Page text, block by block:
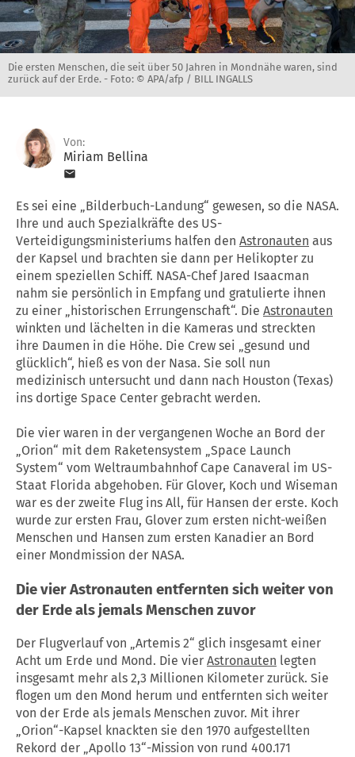
Die ersten Menschen, die seit über 50 Jahren in Mondnähe waren, sind
zurück auf der Erde. - Foto: © APA/afp / BILL INGALLS
Von:
Miriam Bellina
Es sei eine „Bilderbuch-Landung“ gewesen, so die NASA.
Ihre und auch Spezialkräfte des US-
Verteidigungsministeriums halfen den Astronauten aus
der Kapsel und brachten sie dann per Helikopter zu
einem speziellen Schiff. NASA-Chef Jared Isaacman
nahm sie persönlich in Empfang und gratulierte ihnen
zu einer „historischen Errungenschaft“. Die Astronauten
winkten und lächelten in die Kameras und streckten
ihre Daumen in die Höhe. Die Crew sei „gesund und
glücklich“, hieß es von der Nasa. Sie soll nun
medizinisch untersucht und dann nach Houston (Texas)
ins dortige Space Center gebracht werden.
Die vier waren in der vergangenen Woche an Bord der
„Orion“ mit dem Raketensystem „Space Launch
System“ vom Weltraumbahnhof Cape Canaveral im US-
Staat Florida abgehoben. Für Glover, Koch und Wiseman
war es der zweite Flug ins All, für Hansen der erste. Koch
wurde zur ersten Frau, Glover zum ersten nicht-weißen
Menschen und Hansen zum ersten Kanadier an Bord
einer Mondmission der NASA.
Die vierAstronauten entfernten sich weiter von
der Erde als jemals Menschen zuvor
Der Flugverlauf von „Artemis 2“ glich insgesamt einer
Acht um Erde und Mond. Die vier Astronauten legten
insgesamt mehr als 2,3 Millionen Kilometer zurück. Sie
flogen um den Mond herum und entfernten sich weiter
von der Erde als jemals Menschen zuvor. Mit ihrer
„Orion“-Kapsel knackten sie den 1970 aufgestellten
Rekord der „Apollo 13“-Mission von rund 400.171